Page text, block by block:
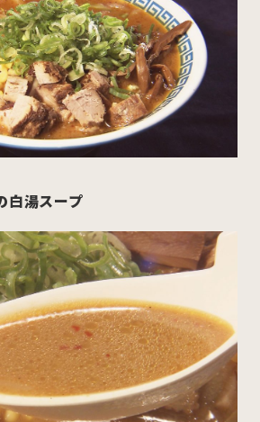
十和田市 三沢市
すべてのエリアをみる
白湯スープ